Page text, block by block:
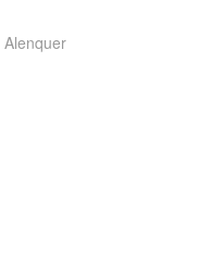
Alenquer